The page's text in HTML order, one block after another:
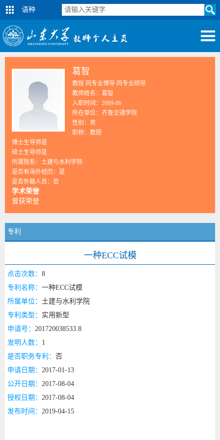
语种
葛智
教授 同专业博导 同专业硕导
教师姓名：葛智
入职时间：2009-06
所在单位：齐鲁交通学院
性别：男
职称：教授
博士生导师是
硕士生导师是
所属院系：土建与水利学院
是否有海外经历：是
是否外籍人员：否
学术荣誉
曾获荣誉
专利
一种ECC试模
点击次数： 8
专利名称： 一种ECC试模
所属单位： 土建与水利学院
专利类型： 实用新型
申请号： 201720038533.8
发明人数： 1
是否职务专利： 否
申请日期： 2017-01-13
公开日期： 2017-08-04
授权日期： 2017-08-04
发布时间： 2019-04-15